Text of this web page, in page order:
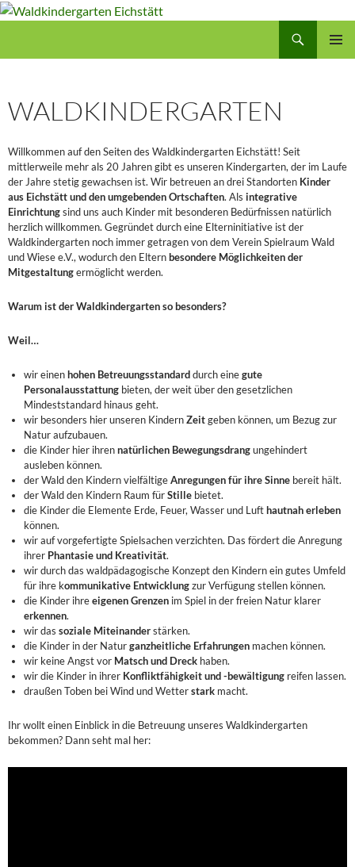
Zum
WALDKINDERGARTEN
Willkommen auf den Seiten des Waldkindergarten Eichstätt! Seit
mittlerweile mehr als 20 Jahren gibt es unseren Kindergarten, der im Laufe
der Jahre stetig gewachsen ist. Wir betreuen an drei Standorten Kinder
aus Eichstätt und den umgebenden Ortschaften. Als integrative
Einrichtungsind uns auch Kinder mit besonderen Bedürfnissen natürlich
herzlich willkommen. Gegründet durch eine Elterninitiative ist der
Waldkindergarten noch immer getragen von dem Verein Spielraum Wald
und Wiese e.V., wodurch den Elternbesondere Möglichkeiten der
Mitgestaltungermöglicht werden.
Warum ist der Waldkindergarten so besonders?
Weil…
wir einenhohen Betreuungsstandarddurch einegute
Personalausstattung bieten, der weit über den gesetzlichen
Mindeststandard hinaus geht.
wir besonders hier unseren KindernZeitgeben können, um Bezug zur
Natur aufzubauen.
die Kinder hier ihrennatürlichen Bewegungsdrangungehindert
ausleben können.
der Wald den Kindern vielfältigeAnregungen für ihre Sinne bereit hält.
der Wald den Kindern Raum fürStille bietet.
die Kinder die Elemente Erde, Feuer, Wasser und Lufthautnah erleben
können.
wir auf vorgefertigte Spielsachen verzichten. Das fördert die Anregung
ihrer Phantasie und Kreativität.
wir durch das waldpädagogische Konzept den Kindern ein gutes Umfeld
für ihre kommunikative Entwicklungzur Verfügung stellen können.
die Kinder ihreeigenen Grenzen im Spiel in der freien Natur klarer
erkennen.
wir das soziale Miteinanderstärken.
die Kinder in der Naturganzheitliche Erfahrungen machen können.
wir keine Angst vor Matsch und Dreck haben.
wir die Kinder in ihrer Konfliktfähigkeit und -bewältigung reifen lassen.
draußen Toben bei Wind und Wetterstark macht.
Ihr wollt einen Einblick in die Betreuung unseres Waldkindergarten
bekommen? Dann seht mal her: